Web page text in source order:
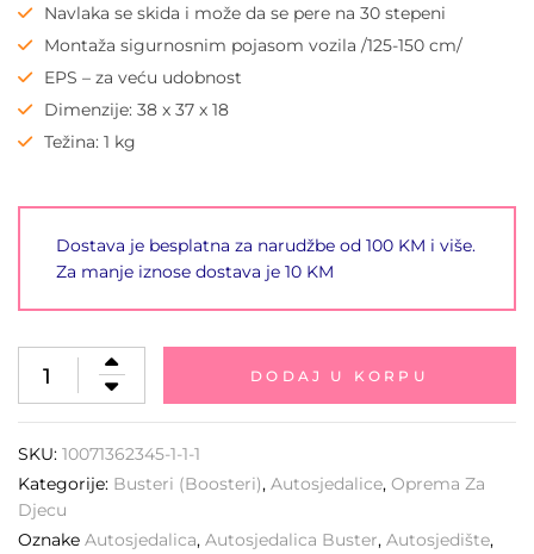
Navlaka se skida i može da se pere na 30 stepeni
Montaža sigurnosnim pojasom vozila /125-150 cm/
EPS – za veću udobnost
Dimenzije: 38 x 37 x 18
Težina: 1 kg
Dostava je besplatna za narudžbe od 100 KM i više.
Za manje iznose dostava je 10 KM
DODAJ U KORPU
SKU: 10071362345-1-1-1
Kategorije: Busteri (Boosteri), Autosjedalice, Oprema Za
Djecu
Oznake Autosjedalica, Autosjedalica Buster, Autosjedište,